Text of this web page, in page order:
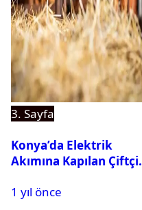
3. Sayfa
Konya’da Elektrik
Akımına Kapılan Çiftçi
1 yıl önce